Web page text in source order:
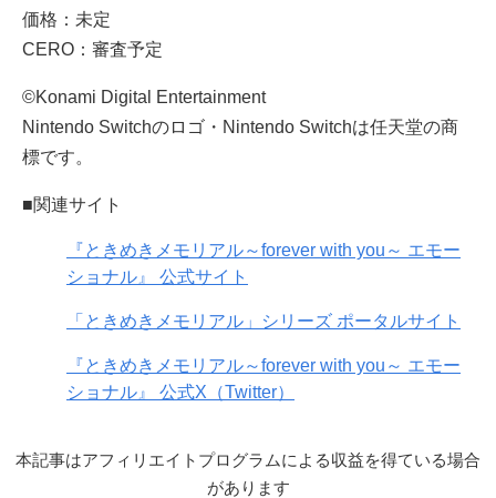
価格：未定
CERO：審査予定
©Konami Digital Entertainment
Nintendo Switchのロゴ・Nintendo Switchは任天堂の商
標です。
■関連サイト
『ときめきメモリアル～forever with you～ エモー
ショナル』 公式サイト
「ときめきメモリアル」シリーズ ポータルサイト
『ときめきメモリアル～forever with you～ エモー
ショナル』 公式X（Twitter）
本記事はアフィリエイトプログラムによる収益を得ている場合
があります